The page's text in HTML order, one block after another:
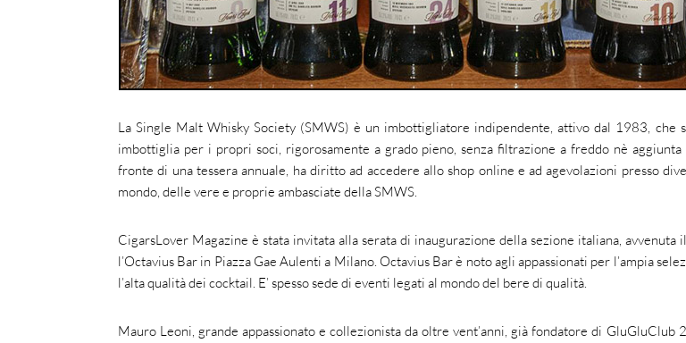
La Single Malt Whisky Society (SMWS) è un imbottigliatore indipendente, attivo dal 1983, che
imbottiglia per i propri soci, rigorosamente a grado pieno, senza filtrazione a freddo nè aggiunta
fronte di una tessera annuale, ha diritto ad accedere allo shop online e ad agevolazioni presso
mondo, delle vere e proprie ambasciate della SMWS.
CigarsLover Magazine è stata invitata alla serata di inaugurazione della sezione italiana,
l’Octavius Bar in Piazza Gae Aulenti a Milano. Octavius Bar è noto agli appassionati per l’ampia
l’alta qualità dei cocktail. E’ spesso sede di eventi legati al mondo del bere di qualità.
Mauro Leoni, grande appassionato e collezionista da oltre vent’anni, già fondatore di GluGluClub